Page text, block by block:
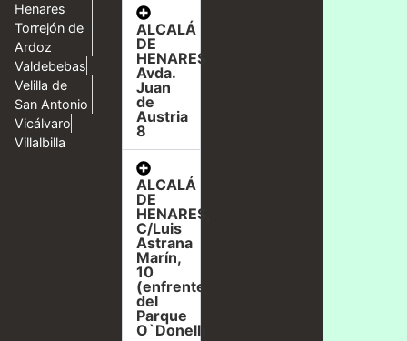
Henares
Torrejón de
Ardoz
Valdebebas
Velilla de
San Antonio
Vicálvaro
Villalbilla
ALCALÁ
DE
HENARES,
Avda.
Juan
de
Austria
8
ALCALÁ
DE
HENARES,
C/Luis
Astrana
Marín,
10
(enfrente
del
Parque
O`Donell)